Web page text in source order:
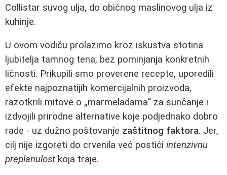
Collistar suvog ulja, do običnog maslinovog ulja iz
kuhinje.
U ovom vodiču prolazimo kroz iskustva stotina
ljubitelja tamnog tena, bez pominjanja konkretnih
ličnosti. Prikupili smo proverene recepte, uporedili
efekte najpoznatijih komercijalnih proizvoda,
razotkrili mitove o „marmeladama“ za sunčanje i
izdvojili prirodne alternative koje podjednako dobro
rade - uz dužno poštovanje zaštitnog faktora. Jer,
cilj nije izgoreti do crvenila već postići intenzivnu
preplanulost koja traje.